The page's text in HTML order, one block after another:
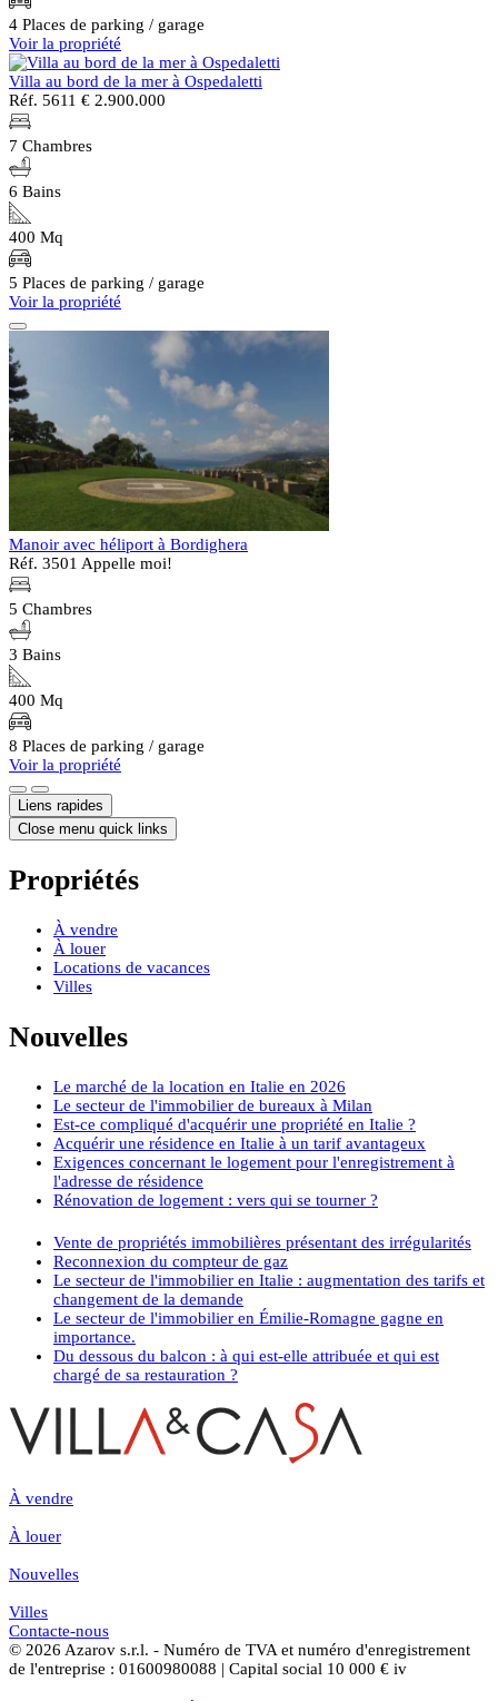
4 Places de parking / garage
Voir la propriété
Villa au bord de la mer à Ospedaletti
Réf. 5611 € 2.900.000
7 Chambres
6 Bains
400 Mq
5 Places de parking / garage
Voir la propriété
Manoir avec héliport à Bordighera
Réf. 3501 Appelle moi!
5 Chambres
3 Bains
400 Mq
8 Places de parking / garage
Voir la propriété
Liens rapides
Close menu quick links
Propriétés
À vendre
À louer
Locations de vacances
Villes
Nouvelles
Le marché de la location en Italie en 2026
Le secteur de l'immobilier de bureaux à Milan
Est-ce compliqué d'acquérir une propriété en Italie ?
Acquérir une résidence en Italie à un tarif avantageux
Exigences concernant le logement pour l'enregistrement à
l'adresse de résidence
Rénovation de logement : vers qui se tourner ?
Vente de propriétés immobilières présentant des irrégularités
Reconnexion du compteur de gaz
Le secteur de l'immobilier en Italie : augmentation des tarifs et
changement de la demande
Le secteur de l'immobilier en Émilie-Romagne gagne en
importance.
Du dessous du balcon : à qui est-elle attribuée et qui est
chargé de sa restauration ?
À vendre
À louer
Nouvelles
Villes
Contacte-nous
© 2026 Azarov s.r.l. - Numéro de TVA et numéro d'enregistrement
de l'entreprise : 01600980088 | Capital social 10 000 € iv